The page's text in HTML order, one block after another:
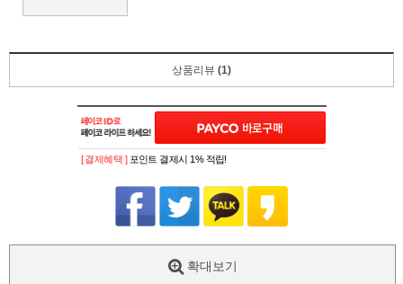
상품리뷰 (1)
[ 결제혜택 ] 포인트 결제시 1% 적립!
확대보기